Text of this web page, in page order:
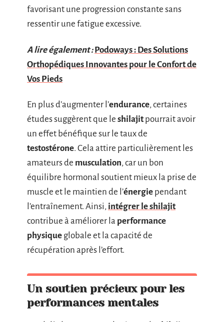
favorisant une progression constante sans
ressentir une fatigue excessive.
A lire également : Podoways : Des Solutions
Orthopédiques Innovantes pour le Confort de
Vos Pieds
En plus d’augmenter l’endurance, certaines
études suggèrent que le shilajitpourrait avoir
un effet bénéfique sur le taux de
testostérone. Cela attire particulièrement les
amateurs de musculation, car un bon
équilibre hormonal soutient mieux la prise de
muscle et le maintien de l’énergie pendant
l’entraînement. Ainsi, intégrer le shilajit
contribue à améliorer la performance
physique globale et la capacité de
récupération après l’effort.
Un soutien précieux pour les
performances mentales